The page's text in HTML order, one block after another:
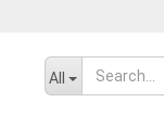
All